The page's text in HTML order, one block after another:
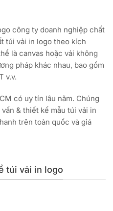
công ty doanh nghiệp chất
túi vải in logo theo kích
là canvas hoặc vải không
pháp khác nhau, bao gồm
v.v.
có uy tín lâu năm. Chúng
& thiết kế mẫu túi vải in
trên toàn quốc và giá
túi vải in logo